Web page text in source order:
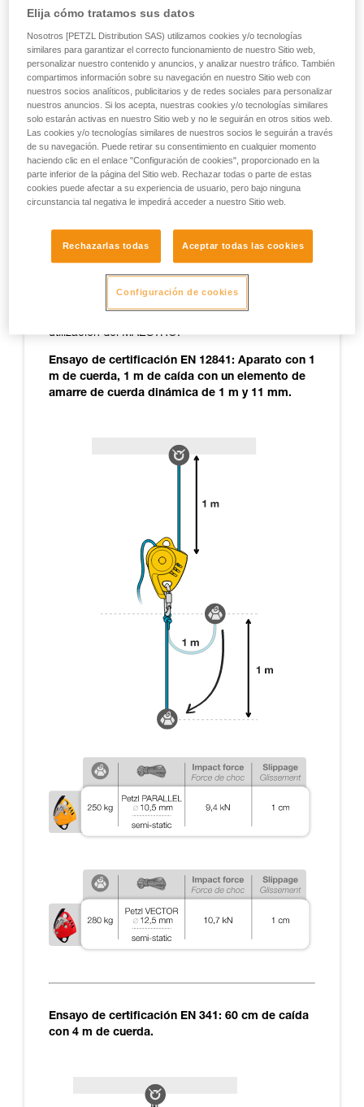
ENSAYOS DINÁMICOS CON EL MAESTRO
Ensayos de detención de caídas realizados
destinados a cubrir las situaciones excepcionales.
Observación: aquí no se mencionan todos los
ensayos realizados, sólo se mencionan los que
utilización del MAESTRO.
Ensayo de certificación EN 12841: Aparato con 1
m de cuerda, 1 m de caída con un elemento de
amarre de cuerda dinámica de 1 m y 11 mm.
Ensayo de certificación EN 341: 60 cm de caída
con 4 m de cuerda.
Elija cómo tratamos sus datos
Nosotros [PETZL Distribution SAS) utilizamos cookies y/o tecnologías
similares para garantizar el correcto funcionamiento de nuestro Sitio web,
personalizar nuestro contenido y anuncios, y analizar nuestro tráfico. También
compartimos información sobre su navegación en nuestro Sitio web con
nuestros socios analíticos, publicitarios y de redes sociales para personalizar
nuestros anuncios. Si los acepta, nuestras cookies y/o tecnologías similares
solo estarán activas en nuestro Sitio web y no le seguirán en otros sitios web.
Las cookies y/o tecnologías similares de nuestros socios le seguirán a través
de su navegación. Puede retirar su consentimiento en cualquier momento
haciendo clic en el enlace "Configuración de cookies", proporcionado en la
parte inferior de la página del Sitio web. Rechazar todas o parte de estas
cookies puede afectar a su experiencia de usuario, pero bajo ninguna
circunstancia tal negativa le impedirá acceder a nuestro Sitio web.
Rechazarlas todas Aceptar todas las cookies
Configuración de cookies